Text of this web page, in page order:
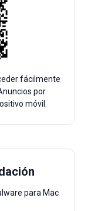
fácilmente
por
móvil.
para Mac